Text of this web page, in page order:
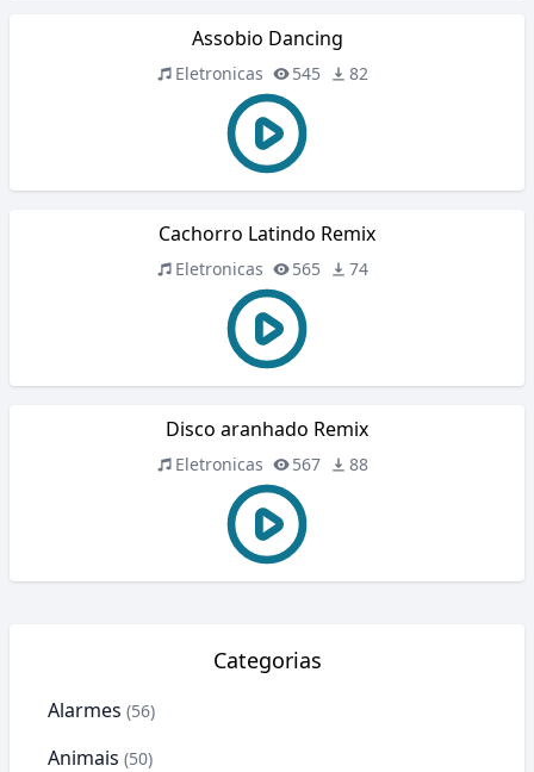
Assobio Dancing
Eletronicas 545 82
Cachorro Latindo Remix
Eletronicas 565 74
Disco aranhado Remix
Eletronicas 567 88
Categorias
Alarmes (56)
Animais (50)